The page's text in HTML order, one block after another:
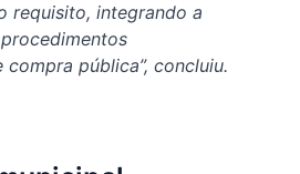
requisito, integrando a
pública”, concluiu.